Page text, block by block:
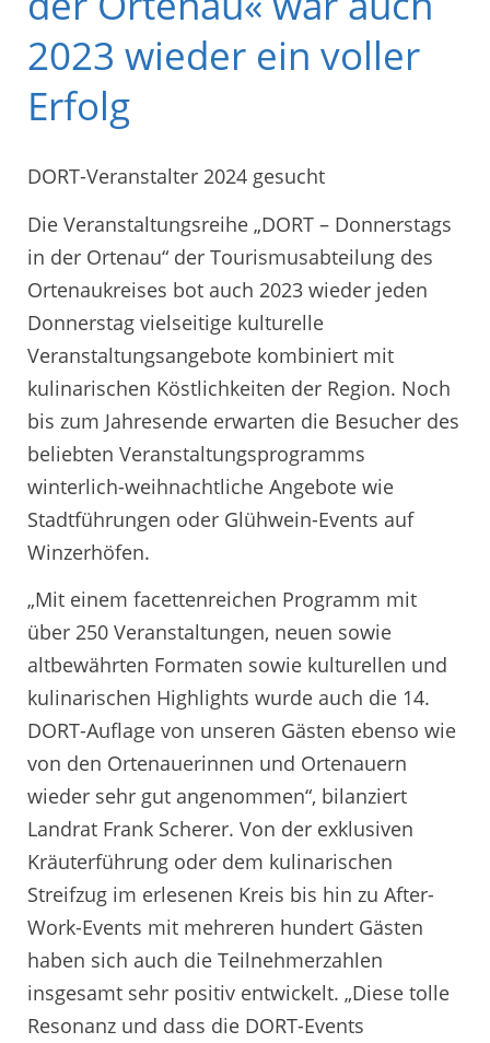
2023 wieder ein voller
Erfolg
DORT-Veranstalter 2024 gesucht
Die Veranstaltungsreihe „DORT – Donnerstags
in der Ortenau“ der Tourismusabteilung des
Ortenaukreises bot auch 2023 wieder jeden
Donnerstag vielseitige kulturelle
Veranstaltungsangebote kombiniert mit
kulinarischen Köstlichkeiten der Region. Noch
bis zum Jahresende erwarten die Besucher des
beliebten Veranstaltungsprogramms
winterlich-weihnachtliche Angebote wie
Stadtführungen oder Glühwein-Events auf
Winzerhöfen.
„Mit einem facettenreichen Programm mit
über 250 Veranstaltungen, neuen sowie
altbewährten Formaten sowie kulturellen und
kulinarischen Highlights wurde auch die 14.
DORT-Auflage von unseren Gästen ebenso wie
von den Ortenauerinnen und Ortenauern
wieder sehr gut angenommen“, bilanziert
Landrat Frank Scherer. Von der exklusiven
Kräuterführung oder dem kulinarischen
Streifzug im erlesenen Kreis bis hin zu After-
Work-Events mit mehreren hundert Gästen
haben sich auch die Teilnehmerzahlen
insgesamt sehr positiv entwickelt. „Diese tolle
Resonanz und dass die DORT-Events